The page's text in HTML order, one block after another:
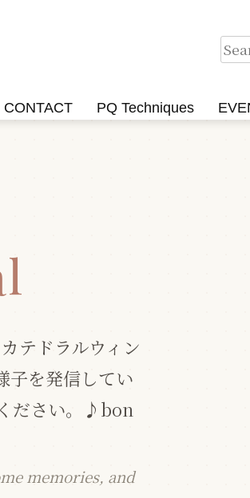
検
索:
CONTACT PQ Techniques
テドラルウィン
子を発信してい
ださい。♪bon
memories, and